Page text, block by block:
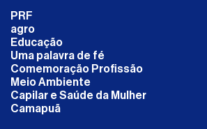
PRF
agro
Educação
Uma palavra de fé
Comemoração Profissão
Meio Ambiente
Capilar e Saúde da Mulher
Camapuã